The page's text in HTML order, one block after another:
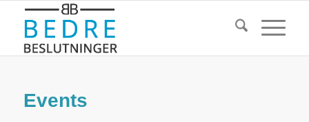
Events